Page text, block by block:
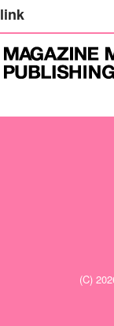
link
(C)